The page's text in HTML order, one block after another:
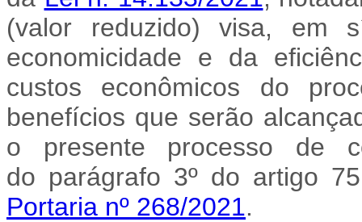
(valor reduzido) visa, em
economicidade e da
custos econômicos do
benefícios que serão
o presente processo de
do parágrafo 3º do artigo
Portaria nº 268/2021.